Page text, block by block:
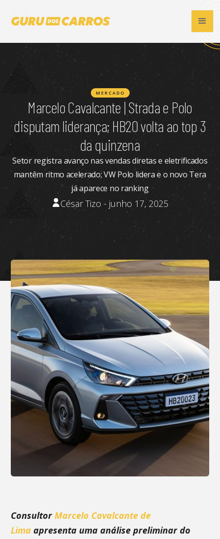
MERCADO
Marcelo Cavalcante | Strada e Polo
disputam liderança; HB20 volta ao top 3
da quinzena
Setor registra avanço nas vendas diretas e eletrificados
mantêm ritmo acelerado; VW Polo lidera e o novo Tera
já aparece no ranking
César Tizo - junho 17, 2025
ConsultorMarcelo Cavalcante de
Lima apresenta uma análise preliminar do